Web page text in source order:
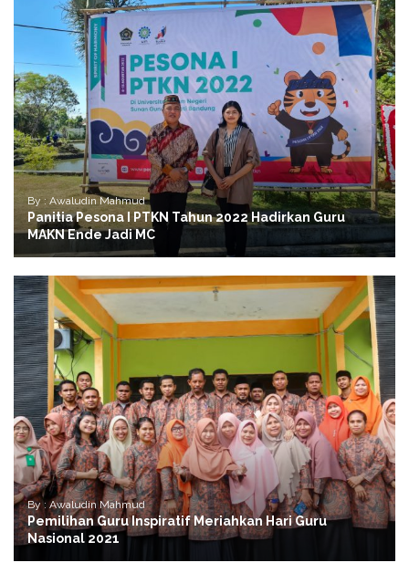
By : Awaludin Mahmud
Panitia Pesona I PTKN Tahun 2022 Hadirkan Guru
MAKN Ende Jadi MC
By : Awaludin Mahmud
Pemilihan Guru Inspiratif Meriahkan Hari Guru
Nasional 2021